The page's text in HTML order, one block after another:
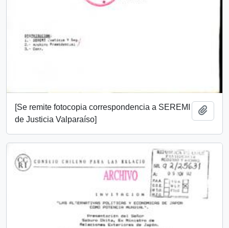
[Se remite fotocopia correspondencia a SEREMI
de Justicia Valparaíso]